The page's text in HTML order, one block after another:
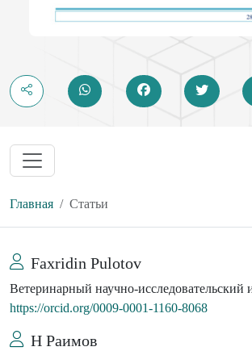
Главная Статьи
Faxridin Pulotov
Ветеринарный научно-исследовательский
https://orcid.org/0009-0001-1160-8068
Н Раимов